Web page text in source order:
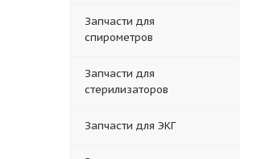
Запчасти для
спирометров
Запчасти для
стерилизаторов
Запчасти для ЭКГ